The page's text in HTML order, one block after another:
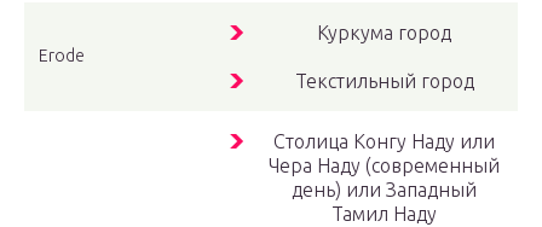
Erode
Куркума город
Текстильный город
Столица Конгу Наду или
Чера Наду (современный
день) или Западный
Тамил Наду